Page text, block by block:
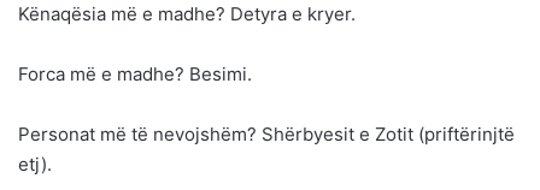
Kënaqësia më e madhe? Detyra e kryer.
Forca më e madhe? Besimi.
Personat më të nevojshëm? Shërbyesit e Zotit (priftërinjtë
etj).